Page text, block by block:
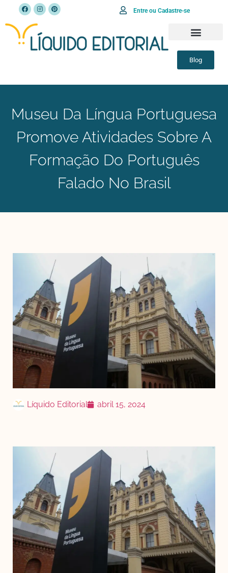
Entre ou Cadastre-se
Blog
Museu Da Língua Portuguesa
Promove Atividades Sobre A
Formação Do Português
Falado No Brasil
Líquido Editorial abril 15, 2024